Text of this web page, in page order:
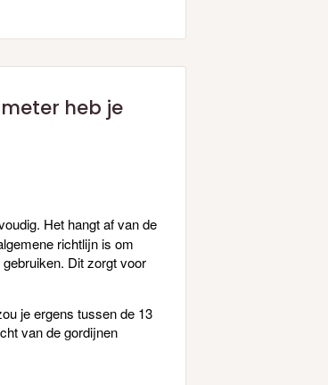
heb je
Het hangt af van de
richtlijn is om
Dit zorgt voor
je ergens tussen de 13
van de gordijnen